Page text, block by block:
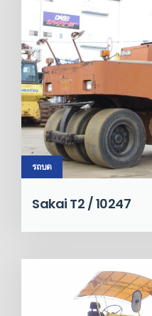
รถบด
Sakai T2 / 10247